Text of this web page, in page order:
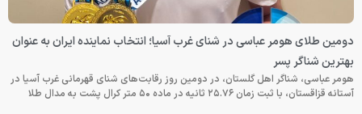
دومین طلای هومر عباسی در شنای غرب آسیا؛ انتخاب نماینده ایران به عنوان
بهترین شناگر پسر
هومر عباسی، شناگر اهل گلستان، در دومین روز رقابت‌های شنای قهرمانی غرب آسیا در
آستانه قزاقستان، با ثبت زمان ۲۵.۷۶ ثانیه در ماده ۵۰ متر کرال پشت به مدال طلا